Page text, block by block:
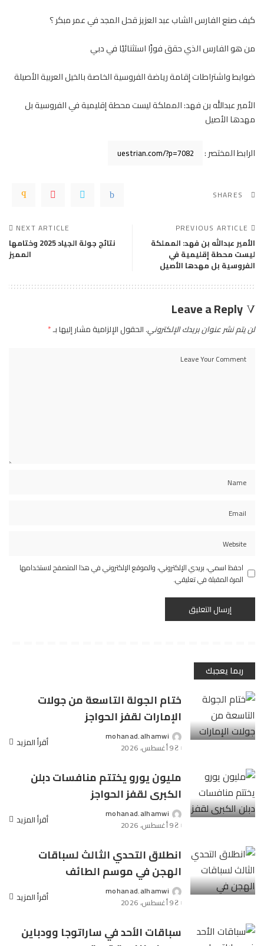
كيف صنع الفارس الشاب عبد العزيز قحل المجد في عمر مبكر ؟
من هو الفارس الذي حقق فوزًا استثنائيًا في دبي
ضوابط واشتراطات إقامة رياضة الفروسية الخاصة بالخيل العربية الأصيلة
الأمير عبدالله بن فهد: المملكة ليست محطة إقليمية في الفروسية بل
مهدها الأصيل
الرابط المختصر :
SHARES
PREVIOUS ARTICLE
الأمير عبدالله بن فهد: المملكة
ليست محطة إقليمية في
الفروسية بل مهدها الأصيل
NEXT ARTICLE
نتائج جولة الجياد 2025 وختامها
المميز
Leave a Reply
لن يتم نشر عنوان بريدك الإلكتروني. الحقول الإلزامية مشار إليها بـ*
احفظ اسمي، بريدي الإلكتروني، والموقع الإلكتروني في هذا المتصفح لاستخدامها
المرة المقبلة في تعليقي.
ربما يعجبك
ختام الجولة التاسعة من جولات
الإمارات لقفز الحواجز
Posted
by
mohanad.alhamwi
9 أغسطس، 2026
أقرأ المزيد
مليون يورو يختتم منافسات دبلن
الكبرى لقفز الحواجز
Posted
by
mohanad.alhamwi
9 أغسطس، 2026
أقرأ المزيد
انطلاق التحدي الثالث لسباقات
الهجن في موسم الطائف
Posted
by
mohanad.alhamwi
9 أغسطس، 2026
أقرأ المزيد
سباقات الأحد في ساراتوجا وودباين